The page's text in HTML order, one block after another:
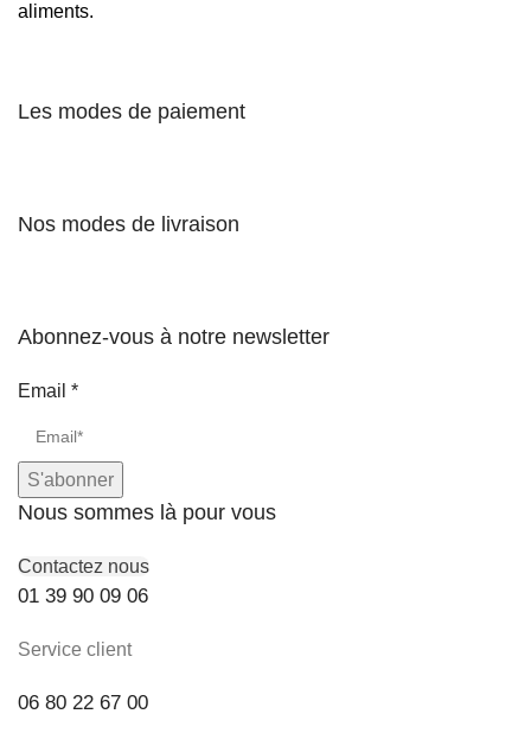
aliments.
Les modes de paiement
Nos modes de livraison
Abonnez-vous à notre newsletter
Email *
S'abonner
Nous sommes là pour vous
Contactez nous
01 39 90 09 06
Service client
06 80 22 67 00